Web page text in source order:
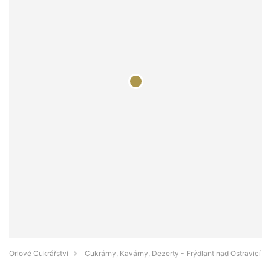
Orlové Cukrářství
Cukrárny, Kavárny, Dezerty - Frýdlant nad Ostravicí